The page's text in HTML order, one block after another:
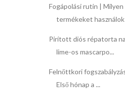
Fogápolási rutin | Milyen
termékeket használok
Pirított diós répatorta
lime-os mascarpo...
Felnőttkori
Első hónap a ...